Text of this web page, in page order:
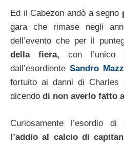
Ed il Cabezon andò a segno
gara che rimase negli
dell’evento che per il
della fiera, con l’unico
dall’esordiente Sandro
fortuito ai danni di
dicendo di non averlo fatto
Curiosamente l’esordio di
l’addio al calcio di